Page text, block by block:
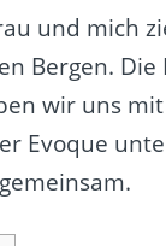
und mich
Bergen.
wir uns mit
Evoque